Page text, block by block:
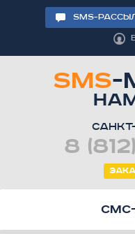
SMS-
SMS-
8 (812)